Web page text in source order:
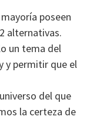
poseen
alternativas.
un tema del
y permitir que el
del que
la certeza de